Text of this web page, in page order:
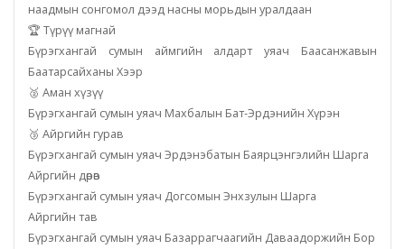
наадмын сонгомол дээд насны морьдын уралдаан
🏆 Түрүү магнай
Бүрэгхангай сумын аймгийн алдарт уяач Баасанжавын
Баатарсайханы Хээр
🥈 Аман хүзүү
Бүрэгхангай сумын уяач Махбалын Бат-Эрдэнийн Хүрэн
🥉 Айргийн гурав
Бүрэгхангай сумын уяач Эрдэнэбатын Баярцэнгэлийн Шарга
Айргийн дөрөв
Бүрэгхангай сумын уяач Догсомын Энхзулын Шарга
Айргийн тав
Бүрэгхангай сумын уяач Базаррагчаагийн Даваадоржийн Бор